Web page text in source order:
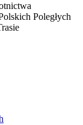
Poległych